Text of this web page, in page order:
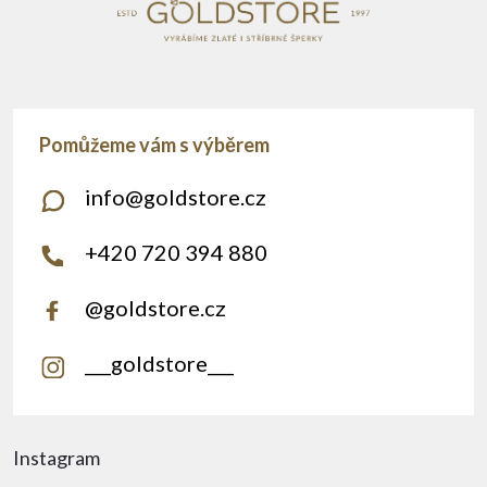
Instagram
info@goldstore.cz
+420 720 394 880
@goldstore.cz
___goldstore___